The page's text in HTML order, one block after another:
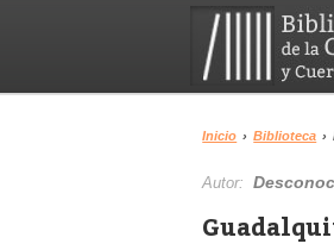
Inicio › Biblioteca ›
Autor: